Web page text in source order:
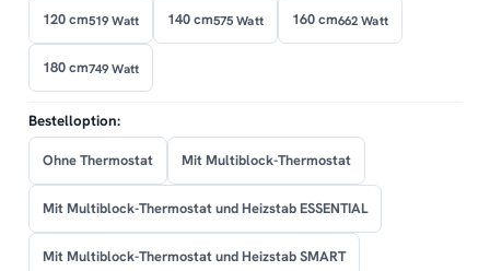
120 cm519 Watt 140 cm575 Watt 160 cm662 Watt
180 cm749 Watt
Bestelloption:
Ohne Thermostat Mit Multiblock-Thermostat
Mit Multiblock-Thermostat und Heizstab ESSENTIAL
Mit Multiblock-Thermostat und Heizstab SMART